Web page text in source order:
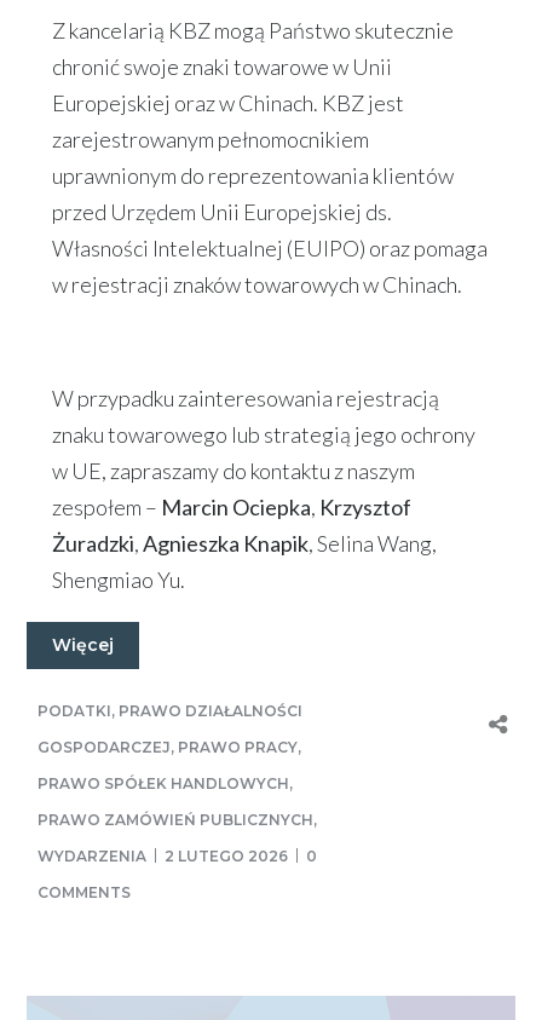
Z kancelarią KBZ mogą Państwo skutecznie
chronić swoje znaki towarowe w Unii
Europejskiej oraz w Chinach. KBZ jest
zarejestrowanym pełnomocnikiem
uprawnionym do reprezentowania klientów
przed Urzędem Unii Europejskiej ds.
Własności Intelektualnej (EUIPO) oraz pomaga
w rejestracji znaków towarowych w Chinach.
W przypadku zainteresowania rejestracją
znaku towarowego lub strategią jego ochrony
w UE, zapraszamy do kontaktu z naszym
zespołem – Marcin Ociepka, Krzysztof
Żuradzki,Agnieszka Knapik, Selina Wang,
Shengmiao Yu.
Więcej
PODATKI, PRAWO DZIAŁALNOŚCI
GOSPODARCZEJ, PRAWO PRACY,
PRAWO SPÓŁEK HANDLOWYCH,
PRAWO ZAMÓWIEŃ PUBLICZNYCH,
WYDARZENIA
2 LUTEGO 2026
0
COMMENTS